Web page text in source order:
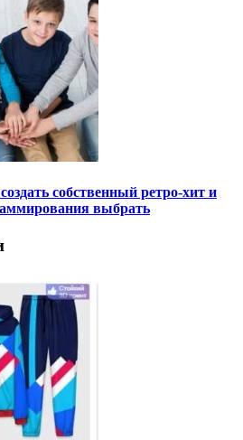
собственный ретро-хит и
выбрать